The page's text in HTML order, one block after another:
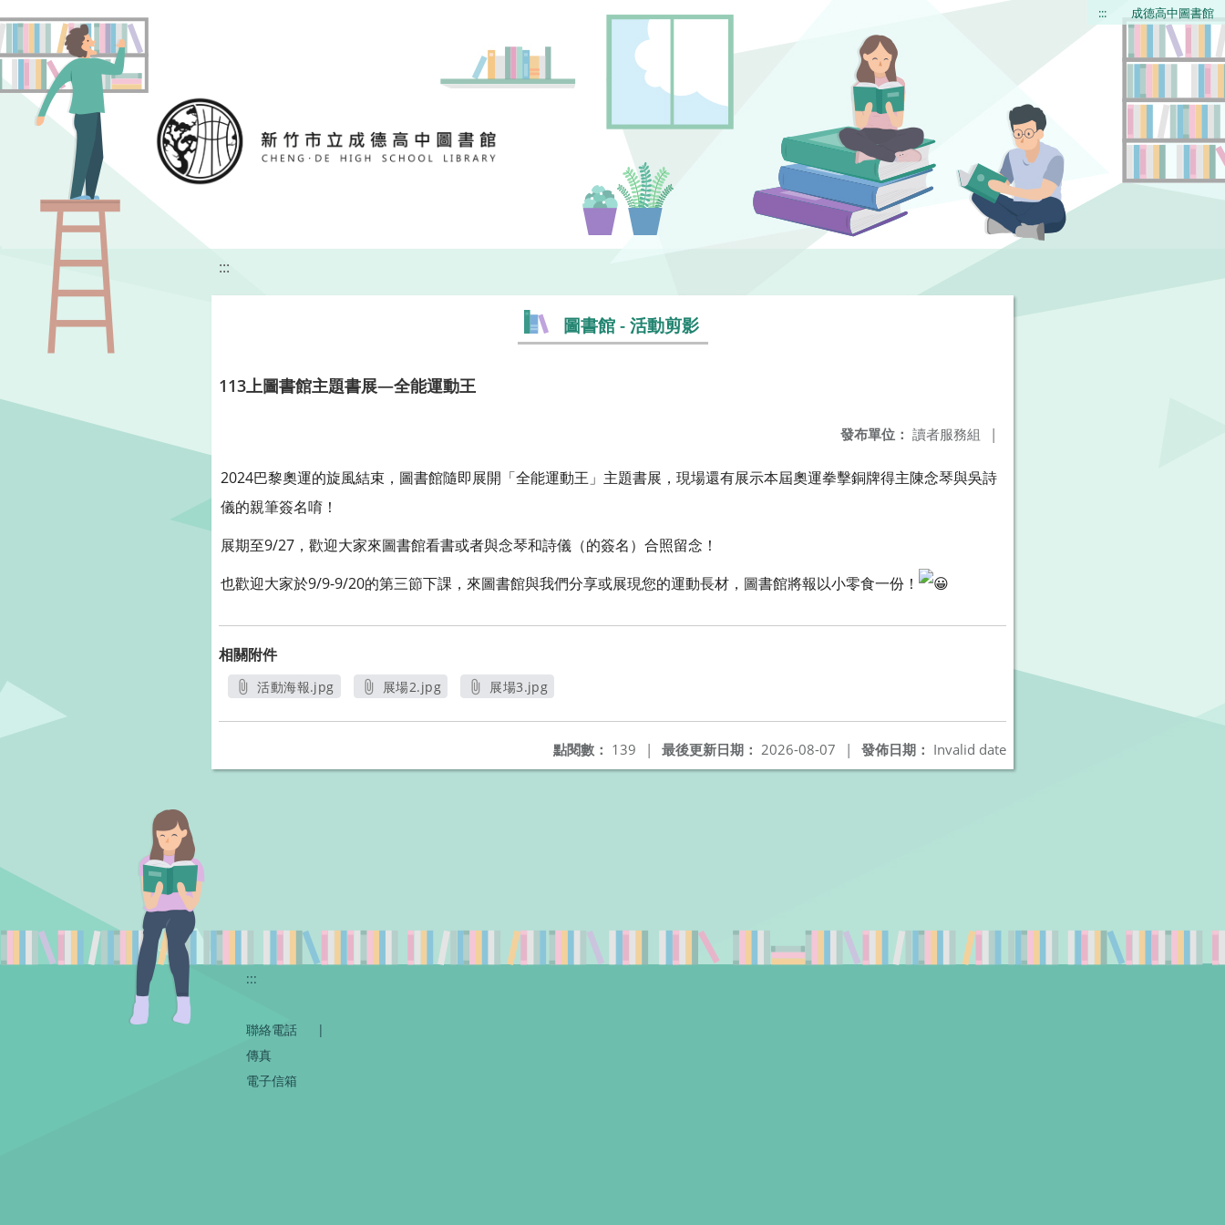
::: 成德高中圖書館
:::
圖書館 - 活動剪影
113上圖書館主題書展—全能運動王
發布單位： 讀者服務組 |
2024巴黎奧運的旋風結束，圖書館隨即展開「全能運動王」主題書展，現場還有展示本屆奧運拳擊銅牌得主陳念琴與吳詩
儀的親筆簽名唷！
展期至9/27，歡迎大家來圖書館看書或者與念琴和詩儀（的簽名）合照留念！
也歡迎大家於9/9-9/20的第三節下課，來圖書館與我們分享或展現您的運動長材，圖書館將報以小零食一份！
相關附件
活動海報.jpg
展場2.jpg
展場3.jpg
發佈日期： Invalid date
最後更新日期： 2026-08-07 |
點閱數： 139 |
:::
聯絡電話
|
傳真
電子信箱